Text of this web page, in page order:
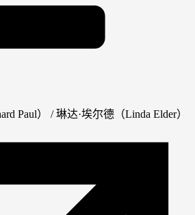
Paul） / 琳达·埃尔德（Linda Elder）